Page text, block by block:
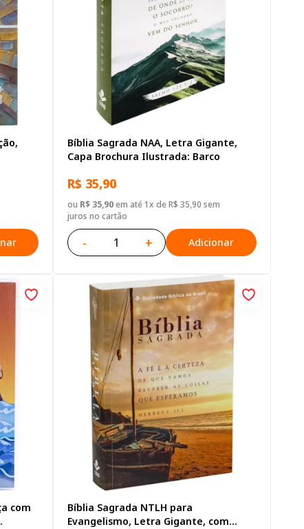
Bíblia Sagrada NAA, Letra Gigante,
Capa Brochura Ilustrada: Barco
R$ 35,90
ou R$ 35,90em até 1x de R$ 35,90 sem
juros no cartão
- + Adicionar
com
Bíblia Sagrada NTLH para
Evangelismo, Letra Gigante, com